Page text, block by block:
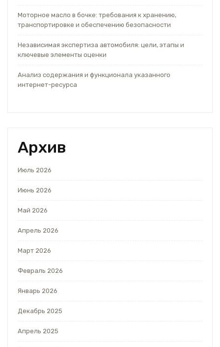
Моторное масло в бочке: требования к хранению,
транспортировке и обеспечению безопасности
Независимая экспертиза автомобиля: цели, этапы и
ключевые элементы оценки
Анализ содержания и функционала указанного
интернет-ресурса
Архив
Июль 2026
Июнь 2026
Май 2026
Апрель 2026
Март 2026
Февраль 2026
Январь 2026
Декабрь 2025
Апрель 2025